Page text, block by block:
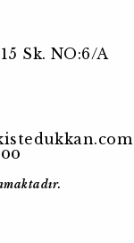
Sk. NO:6/A